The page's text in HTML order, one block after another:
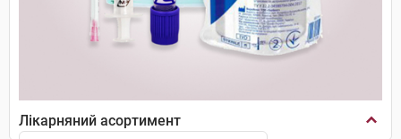
Лікарняний асортимент